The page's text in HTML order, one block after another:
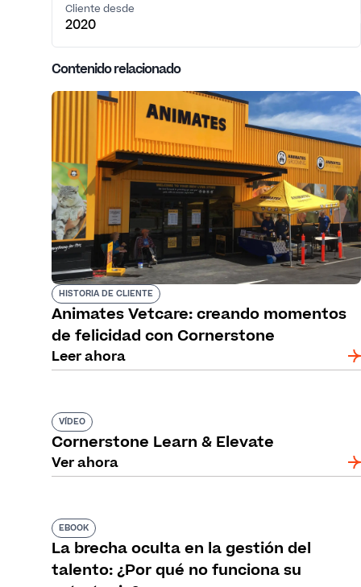
Cliente desde
2020
Contenido relacionado
HISTORIA DE CLIENTE
Animates Vetcare: creando momentos
de felicidad con Cornerstone
Leer ahora
VÍDEO
Cornerstone Learn & Elevate
Ver ahora
EBOOK
La brecha oculta en la gestión del
talento: ¿Por qué no funciona su